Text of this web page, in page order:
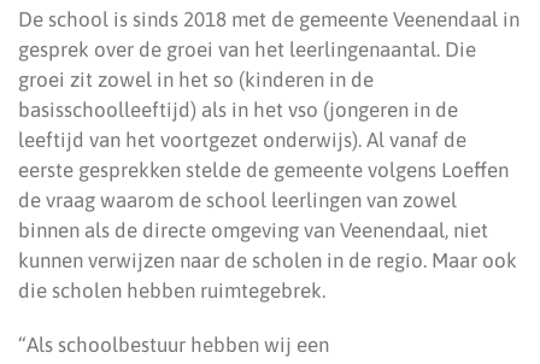
De school is sinds 2018 met de gemeente Veenendaal in
gesprek over de groei van het leerlingenaantal. Die
groei zit zowel in het so (kinderen in de
basisschoolleeftijd) als in het vso (jongeren in de
leeftijd van het voortgezet onderwijs). Al vanaf de
eerste gesprekken stelde de gemeente volgens Loeffen
de vraag waarom de school leerlingen van zowel
binnen als de directe omgeving van Veenendaal, niet
kunnen verwijzen naar de scholen in de regio. Maar ook
die scholen hebben ruimtegebrek.
“Als schoolbestuur hebben wij een